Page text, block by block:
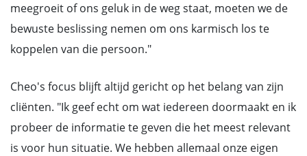
meegroeit of ons geluk in de weg staat, moeten we de
bewuste beslissing nemen om ons karmisch los te
koppelen van die persoon."
Cheo's focus blijft altijd gericht op het belang van zijn
cliënten. "Ik geef echt om wat iedereen doormaakt en ik
probeer de informatie te geven die het meest relevant
is voor hun situatie. We hebben allemaal onze eigen